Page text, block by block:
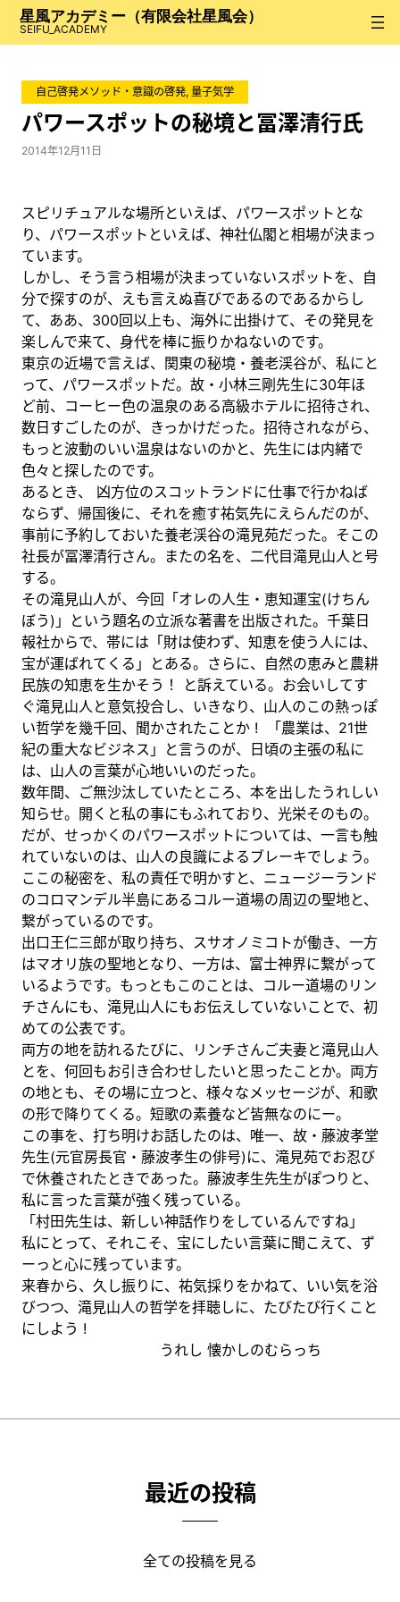
星風アカデミー（有限会社星風会）
SEIFU_ACADEMY
自己啓発メソッド・意識の啓発, 量子気学
パワースポットの秘境と冨澤清行氏
2014年12月11日
スピリチュアルな場所といえば、パワースポットとな
り、パワースポットといえば、神社仏閣と相場が決まっ
ています。
しかし、そう言う相場が決まっていないスポットを、自
分で探すのが、えも言えぬ喜びであるのであるからし
て、ああ、300回以上も、海外に出掛けて、その発見を
楽しんで来て、身代を棒に振りかねないのです。
東京の近場で言えば、関東の秘境・養老渓谷が、私にと
って、パワースポットだ。故・小林三剛先生に30年ほ
ど前、コーヒー色の温泉のある高級ホテルに招待され、
数日すごしたのが、きっかけだった。招待されながら、
もっと波動のいい温泉はないのかと、先生には内緒で
色々と探したのです。
あるとき、 凶方位のスコットランドに仕事で行かねば
ならず、帰国後に、それを癒す祐気先にえらんだのが、
事前に予約しておいた養老渓谷の滝見苑だった。そこの
社長が冨澤清行さん。またの名を、二代目滝見山人と号
する。
その滝見山人が、今回「オレの人生・恵知運宝(けちん
ぼう)」という題名の立派な著書を出版された。千葉日
報社からで、帯には「財は使わず、知恵を使う人には、
宝が運ばれてくる」とある。さらに、自然の恵みと農耕
民族の知恵を生かそう！ と訴えている。お会いしてす
ぐ滝見山人と意気投合し、いきなり、山人のこの熱っぽ
い哲学を幾千回、聞かされたことか ! 「農業は、21世
紀の重大なビジネス」と言うのが、日頃の主張の私に
は、山人の言葉が心地いいのだった。
数年間、ご無沙汰していたところ、本を出したうれしい
知らせ。開くと私の事にもふれており、光栄そのもの。
だが、せっかくのパワースポットについては、一言も触
れていないのは、山人の良識によるブレーキでしょう。
ここの秘密を、私の責任で明かすと、ニュージーランド
のコロマンデル半島にあるコルー道場の周辺の聖地と、
繋がっているのです。
出口王仁三郎が取り持ち、スサオノミコトが働き、一方
はマオリ族の聖地となり、一方は、富士神界に繋がって
いるようです。もっともこのことは、コルー道場のリン
チさんにも、滝見山人にもお伝えしていないことで、初
めての公表です。
両方の地を訪れるたびに、リンチさんご夫妻と滝見山人
とを、何回もお引き合わせしたいと思ったことか。両方
の地とも、その場に立つと、様々なメッセージが、和歌
の形で降りてくる。短歌の素養など皆無なのにー。
この事を、打ち明けお話したのは、唯一、故・藤波孝堂
先生(元官房長官・藤波孝生の俳号)に、滝見苑でお忍び
で休養されたときであった。藤波孝生先生がぽつりと、
私に言った言葉が強く残っている。
「村田先生は、新しい神話作りをしているんですね」
私にとって、それこそ、宝にしたい言葉に聞こえて、ず
ーっと心に残っています。
来春から、久し振りに、祐気採りをかねて、いい気を浴
びつつ、滝見山人の哲学を拝聴しに、たびたび行くこと
にしよう !
うれし 懐かしのむらっち
最近の投稿
全ての投稿を見る